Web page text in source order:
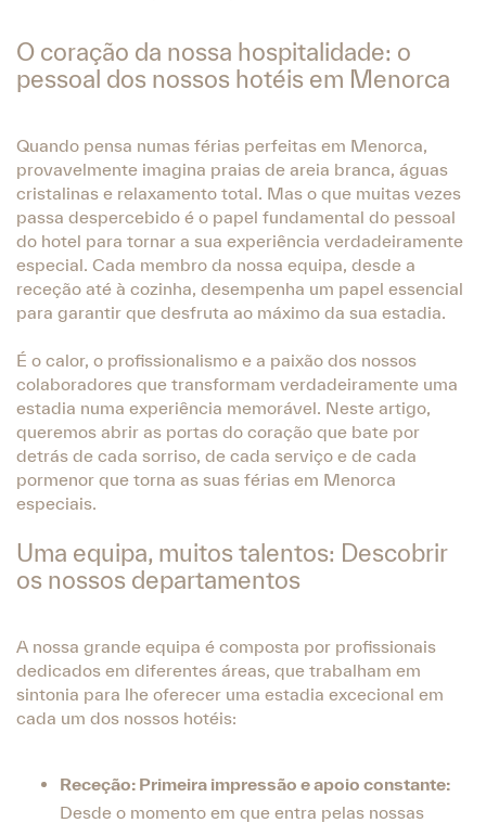
O coração da nossa hospitalidade: o
pessoal dos nossos hotéis em Menorca
Quando pensa numas férias perfeitas em Menorca,
provavelmente imagina praias de areia branca, águas
cristalinas e relaxamento total. Mas o que muitas vezes
passa despercebido é o papel fundamental do pessoal
do hotel para tornar a sua experiência verdadeiramente
especial. Cada membro da nossa equipa, desde a
receção até à cozinha, desempenha um papel essencial
para garantir que desfruta ao máximo da sua estadia.
É o calor, o profissionalismo e a paixão dos nossos
colaboradores que transformam verdadeiramente uma
estadia numa experiência memorável. Neste artigo,
queremos abrir as portas do coração que bate por
detrás de cada sorriso, de cada serviço e de cada
pormenor que torna as suas férias em Menorca
especiais.
Uma equipa, muitos talentos: Descobrir
os nossos departamentos
A nossa grande equipa é composta por profissionais
dedicados em diferentes áreas, que trabalham em
sintonia para lhe oferecer uma estadia excecional em
cada um dos nossos hotéis:
Receção: Primeira impressão e apoio constante:
Desde o momento em que entra pelas nossas